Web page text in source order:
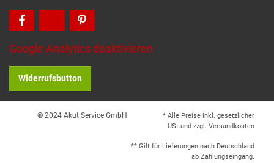
Google Analytics deaktivieren
Widerrufsbutton
® 2024 Akut Service GmbH
* Alle Preise inkl. gesetzlicher
USt.und zzgl. Versandkosten
** Gilt für Lieferungen nach Deutschland
ab Zahlungseingang.